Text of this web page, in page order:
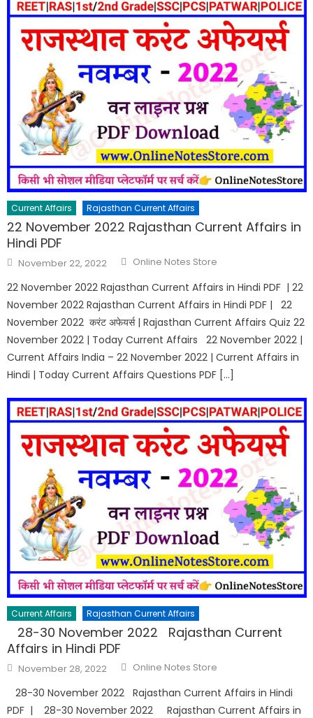
Current Affairs Rajasthan Current Affairs
22 November 2022 Rajasthan Current Affairs in
Hindi PDF
November 22, 2022 Online Notes Store
22 November 2022 Rajasthan Current Affairs in Hindi PDF | 22
November 2022 Rajasthan Current Affairs in Hindi PDF | 22
November 2022 करंट अफेयर्स | Rajasthan Current Affairs Quiz 22
November 2022 | Today Current Affairs 22 November 2022 |
Current Affairs India – 22 November 2022 | Current Affairs in
Hindi | Today Current Affairs Questions PDF […]
Current Affairs Rajasthan Current Affairs
28-30 November 2022 Rajasthan Current
Affairs in Hindi PDF
November 28, 2022 Online Notes Store
28-30 November 2022 Rajasthan Current Affairs in Hindi
PDF | 28-30 November 2022 Rajasthan Current Affairs in